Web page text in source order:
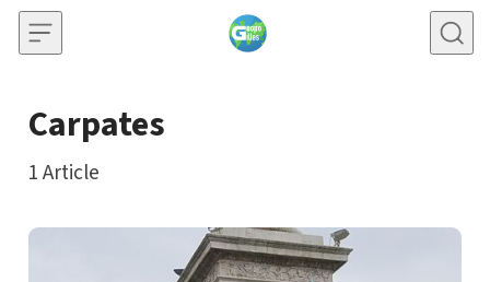
Skip to content
Carpates
1Article